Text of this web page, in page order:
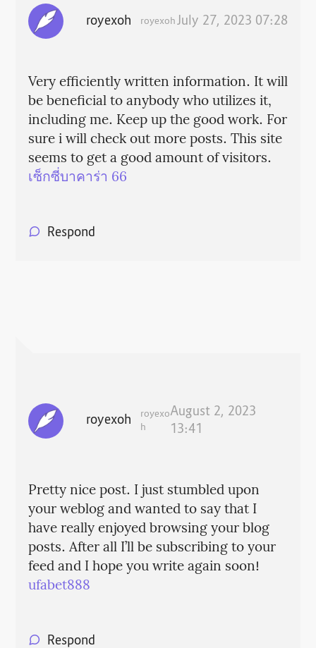
royexoh royexohJuly 27, 2023 07:28
Very efficiently written information. It will
be beneficial to anybody who utilizes it,
including me. Keep up the good work. For
sure i will check out more posts. This site
seems to get a good amount of visitors.
เซ็กซี่บาคาร่า 66
Respond
royexoh
royexo
h
August 2, 2023
13:41
Pretty nice post. I just stumbled upon
your weblog and wanted to say that I
have really enjoyed browsing your blog
posts. After all I’ll be subscribing to your
feed and I hope you write again soon!
ufabet888
Respond